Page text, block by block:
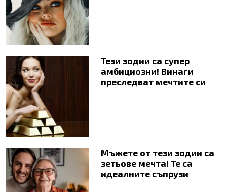
Тези зодии са супер
амбициозни! Винаги
преследват мечтите си
Мъжете от тези зодии са
зетьове мечта! Те са
идеалните съпрузи